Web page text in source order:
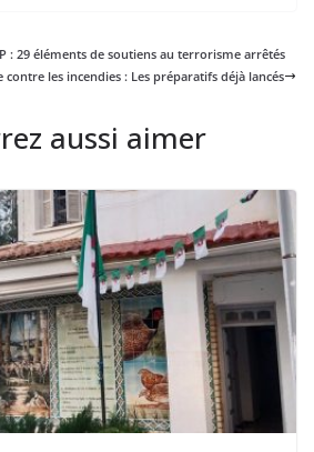
: 29 éléments de soutiens au terrorisme arrêtés
contre les incendies : Les préparatifs déjà lancés
aussi aimer